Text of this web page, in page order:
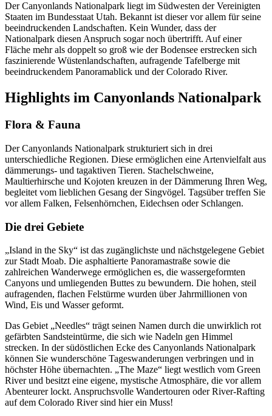
Der Canyonlands Nationalpark liegt im Südwesten der Vereinigten
Staaten im Bundesstaat Utah. Bekannt ist dieser vor allem für seine
beeindruckenden Landschaften. Kein Wunder, dass der
Nationalpark diesen Anspruch sogar noch übertrifft. Auf einer
Fläche mehr als doppelt so groß wie der Bodensee erstrecken sich
faszinierende Wüstenlandschaften, aufragende Tafelberge mit
beeindruckendem Panoramablick und der Colorado River.
Highlights im Canyonlands Nationalpark
Flora & Fauna
Der Canyonlands Nationalpark strukturiert sich in drei
unterschiedliche Regionen. Diese ermöglichen eine Artenvielfalt aus
dämmerungs- und tagaktiven Tieren. Stachelschweine,
Maultierhirsche und Kojoten kreuzen in der Dämmerung Ihren Weg,
begleitet vom lieblichen Gesang der Singvögel. Tagsüber treffen Sie
vor allem Falken, Felsenhörnchen, Eidechsen oder Schlangen.
Die drei Gebiete
„Island in the Sky“ ist das zugänglichste und nächstgelegene Gebiet
zur Stadt Moab. Die asphaltierte Panoramastraße sowie die
zahlreichen Wanderwege ermöglichen es, die wassergeformten
Canyons und umliegenden Buttes zu bewundern. Die hohen, steil
aufragenden, flachen Felstürme wurden über Jahrmillionen von
Wind, Eis und Wasser geformt.
Das Gebiet „Needles“ trägt seinen Namen durch die unwirklich rot
gefärbten Sandsteintürme, die sich wie Nadeln gen Himmel
strecken. In der südöstlichen Ecke des Canyonlands Nationalpark
können Sie wunderschöne Tageswanderungen verbringen und in
höchster Höhe übernachten. „The Maze“ liegt westlich vom Green
River und besitzt eine eigene, mystische Atmosphäre, die vor allem
Abenteurer lockt. Anspruchsvolle Wandertouren oder River-Rafting
auf dem Colorado River sind hier ein Muss!